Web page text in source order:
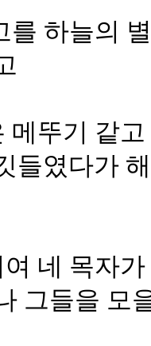
를 하늘의
메뚜기 같
들였다가
네 목자
그들을 모